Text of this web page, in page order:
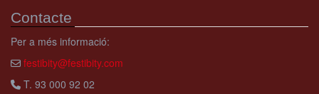
Contacte
Per a més informació:
festibity@festibity.com
T. 93 000 92 02